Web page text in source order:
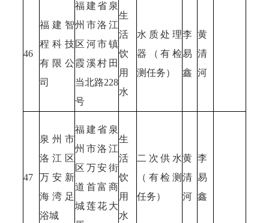
46
福建智
程科技
有限公
司
福建省泉
州市洛江
区河市镇
霞溪村田
当北路228
号
生
活
饮
用
水
水质处理
器（有检
测任务）
李
易
鑫
黄
清
河
47
泉州市
洛江区
万安新
海湾足
浴城
福建省泉
州市洛江
区万安街
道首富商
城莲花大
生
活
饮
用
水
二次供水
（有检测
任务）
黄
清
河
李
易
鑫